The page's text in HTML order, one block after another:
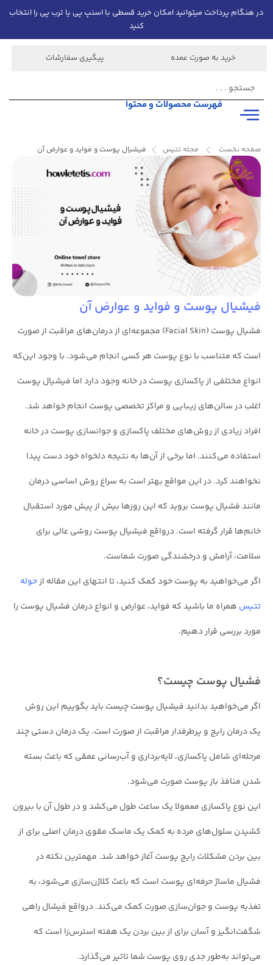
در هنگام پرداخت میتوانید امکان خرید قسطی با اسنپ پی یا ترب پی را انتخاب
کنید
خرید به صورت عمده پیگیری سفارشات
فهرست محصولات و محتوا
صفحه نخست مجله تتیس فیشیال پوست و فواید و عوارض آن
فیشیال پوست و فواید و عوارض آن
فشیال پوست (Facial Skin) مجموعه‌ای از درمان‌های مراقبت از صورت
است که متناسب با نوع پوست هر کسی انجام می‌شود. با وجود این‌که
انواع مختلفی از پاکسازی پوست در خانه وجود دارد اما فیشیال پوست
اغلب در سالن‌های زیبایی و مراکز تخصصی پوست انجام خواهد شد.
افراد زیادی از روش‌های مختلف پاکسازی و جوانسازی پوست در خانه
استفاده می‌کنند. اما برخی از آن‌ها به نتیجه دلخواه خود دست پیدا
نخواهند کرد. در این مواقع بهتر است به سراغ روش اساسی درمان
مانند فشیال پوست بروید که این روزها بیش از پیش مورد استقبال
خانم‌ها قرار گرفته است. درواقع فیشیال پوست روشی عالی برای
سلامت، آرامش و درخشندگی صورت شماست.
اگر می‌خواهید به پوست خود کمک کنید، تا انتهای این مقاله ازحوله
تتیس همراه ما باشید که فواید، عوارض و انواع درمان فشیال پوست را
مورد بررسی قرار دهیم.
فشیال پوست چیست؟
اگر می‌خواهید بدانید فیشیال پوست چیست باید بگوییم این روش
یک درمان رایج و پرطرفدار مراقبت از صورت است. یک درمان دستی چند
مرحله‌ای شامل پاکسازی، لایه‌برداری و آب‌رسانی عمقی که باعث بسته
شدن منافذ باز پوست صورت می‌شود.
این نوع پاکسازی معمولا یک ساعت طول می‌کشد و در طول آن با بیرون
کشیدن سلول‌های مرده به کمک یک ماسک مقوی درمان اصلی برای از
بین بردن مشکلات رایج پوست آغاز خواهد شد. مهمترین نکته در
فشیال ماساژ حرفه‌ای پوست است که باعث کلاژن‌سازی می‌شود، به
تغذیه پوست و جوان‌سازی صورت کمک می‌کند. درواقع فیشال راهی
شگفت‌انگیز و آسان برای از بین بردن یک هفته استرس‌زا است که
می‌تواند به‌طور جدی روی پوست شما تاثیر می‌گذارد.